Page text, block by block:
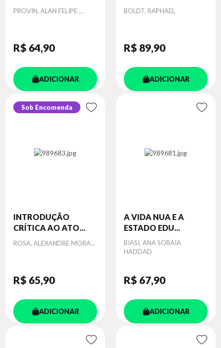
DO DIR...
Autor
PROVIN, ALAN FELIPE ...
R$ 64,90
ADICIONAR
Autor
BOLDT, RAPHAEL
R$ 89,90
ADICIONAR
Sob Encomenda
INTRODUÇÃO
CRÍTICA AO ATO...
Autor
ROSA, ALEXANDRE MORA...
R$ 65,90
ADICIONAR
A VIDA NUA E A
ESTADO EDU...
Autor
BIASI, ANA SORAIA
HADDAD
R$ 67,90
ADICIONAR